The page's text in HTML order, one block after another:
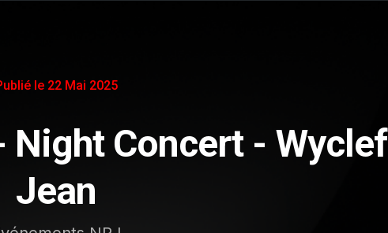
le 22 Mai 2025
Night Concert - Wyclef
Jean